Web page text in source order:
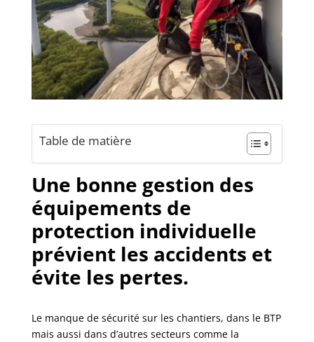
Table de matière
Une bonne gestion des
équipements de
protection individuelle
prévient les accidents et
évite les pertes.
Le manque de sécurité sur les chantiers, dans le BTP
mais aussi dans d’autres secteurs comme la